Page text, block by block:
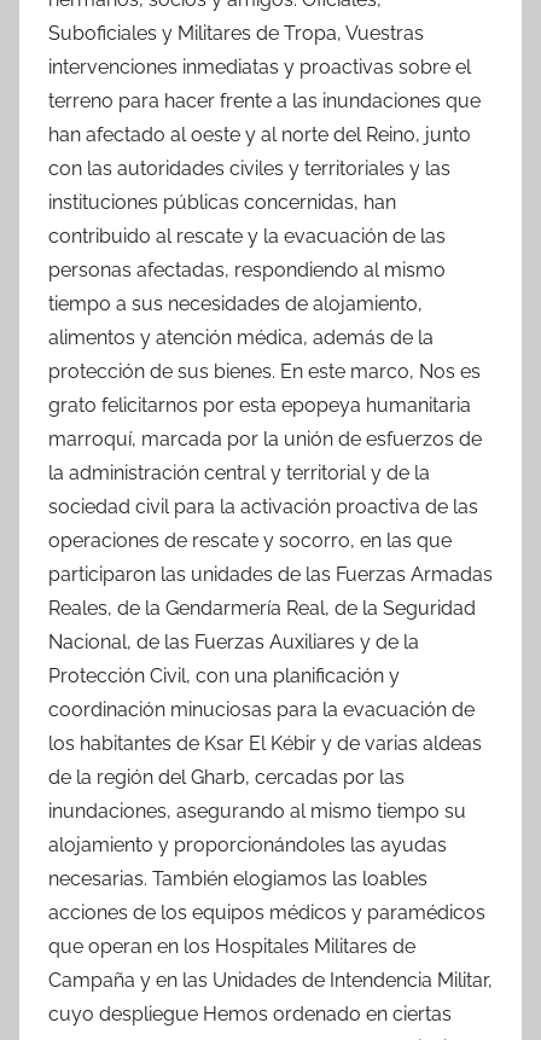
Suboficiales y Militares de Tropa, Vuestras
intervenciones inmediatas y proactivas sobre el
terreno para hacer frente a las inundaciones que
han afectado al oeste y al norte del Reino, junto
con las autoridades civiles y territoriales y las
instituciones públicas concernidas, han
contribuido al rescate y la evacuación de las
personas afectadas, respondiendo al mismo
tiempo a sus necesidades de alojamiento,
alimentos y atención médica, además de la
protección de sus bienes. En este marco, Nos es
grato felicitarnos por esta epopeya humanitaria
marroquí, marcada por la unión de esfuerzos de
la administración central y territorial y de la
sociedad civil para la activación proactiva de las
operaciones de rescate y socorro, en las que
participaron las unidades de las Fuerzas Armadas
Reales, de la Gendarmería Real, de la Seguridad
Nacional, de las Fuerzas Auxiliares y de la
Protección Civil, con una planificación y
coordinación minuciosas para la evacuación de
los habitantes de Ksar El Kébir y de varias aldeas
de la región del Gharb, cercadas por las
inundaciones, asegurando al mismo tiempo su
alojamiento y proporcionándoles las ayudas
necesarias. También elogiamos las loables
acciones de los equipos médicos y paramédicos
que operan en los Hospitales Militares de
Campaña y en las Unidades de Intendencia Militar,
cuyo despliegue Hemos ordenado en ciertas